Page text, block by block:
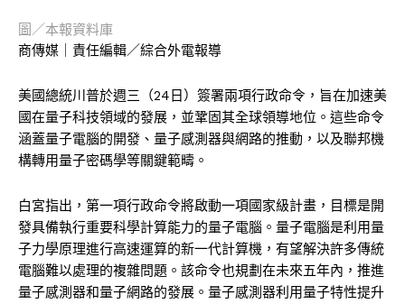
圖／本報資料庫
商傳媒｜責任編輯／綜合外電報導
美國總統川普於週三（24日）簽署兩項行政命令，旨在加速美
國在量子科技領域的發展，並鞏固其全球領導地位。這些命令
涵蓋量子電腦的開發、量子感測器與網路的推動，以及聯邦機
構轉用量子密碼學等關鍵範疇。
白宮指出，第一項行政命令將啟動一項國家級計畫，目標是開
發具備執行重要科學計算能力的量子電腦。量子電腦是利用量
子力學原理進行高速運算的新一代計算機，有望解決許多傳統
電腦難以處理的複雜問題。該命令也規劃在未來五年內，推進
量子感測器和量子網路的發展。量子感測器利用量子特性提升